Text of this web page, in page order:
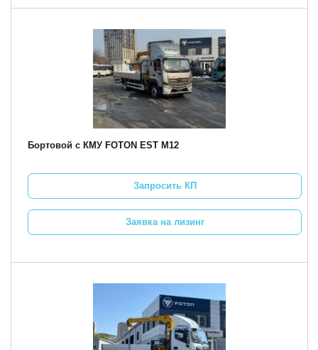
Бортовой с КМУ FOTON EST M12
Запросить КП
Заявка на лизинг